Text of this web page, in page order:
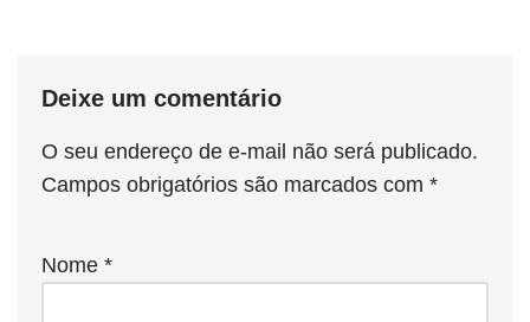
Deixe um comentário
O seu endereço de e-mail não será publicado.
Campos obrigatórios são marcados com *
Nome *